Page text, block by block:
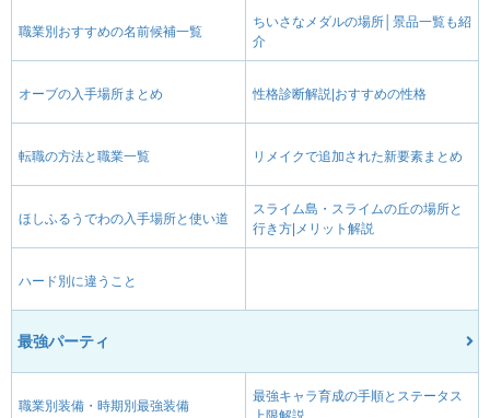
職業別おすすめの名前候補一覧
ちいさなメダルの場所│景品一覧も紹
介
オーブの入手場所まとめ 性格診断解説|おすすめの性格
転職の方法と職業一覧 リメイクで追加された新要素まとめ
ほしふるうでわの入手場所と使い道
スライム島・スライムの丘の場所と
行き方|メリット解説
ハード別に違うこと
最強パーティ
職業別装備・時期別最強装備
最強キャラ育成の手順とステータス